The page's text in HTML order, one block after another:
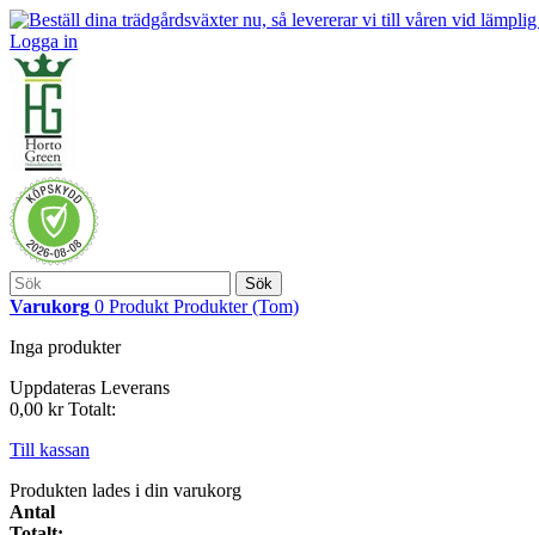
Logga in
Sök
Varukorg 0 Produkt Produkter (Tom)
Inga produkter
Uppdateras Leverans
0,00 kr Totalt:
Till kassan
Produkten lades i din varukorg
Antal